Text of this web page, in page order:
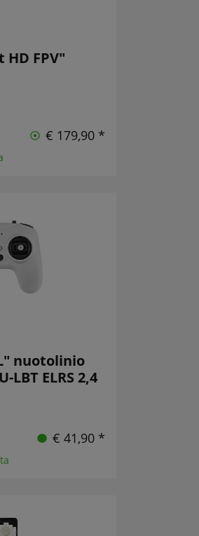
FPV"
€ 179,90 *
nuotolinio
ELRS 2,4
€ 41,90 *